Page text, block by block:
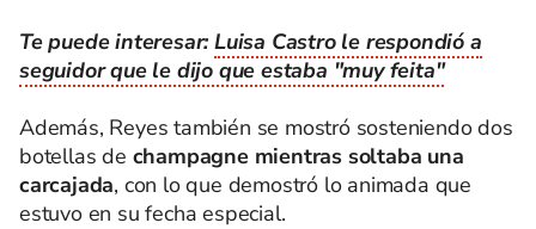
Te puede interesar:Luisa Castro le respondió a
seguidor que le dijo que estaba "muy feita"
Además, Reyes también se mostró sosteniendo dos
botellas de champagne mientras soltaba una
carcajada, con lo que demostró lo animada que
estuvo en su fecha especial.